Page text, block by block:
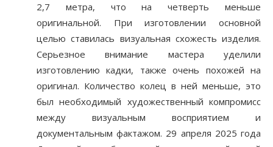
2,7 метра, что на четверть меньше
оригинальной. При изготовлении основной
целью ставилась визуальная схожесть изделия.
Серьезное внимание мастера уделили
изготовлению кадки, также очень похожей на
оригинал. Количество колец в ней меньше, это
был необходимый художественный компромисс
между визуальным восприятием и
документальным фактажом. 29 апреля 2025 года